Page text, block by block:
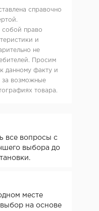
справочно
собой право
и
не
Просим
данному факту и
за возможные
товара.
все вопросы с
выбора до
месте
на основе